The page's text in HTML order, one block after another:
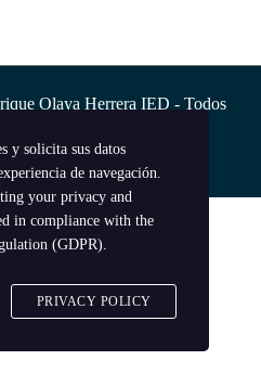
Olaya Herrera IED - Todos
y solicita sus datos
de navegación.
your privacy and
in compliance with the
(GDPR).
PRIVACY POLICY